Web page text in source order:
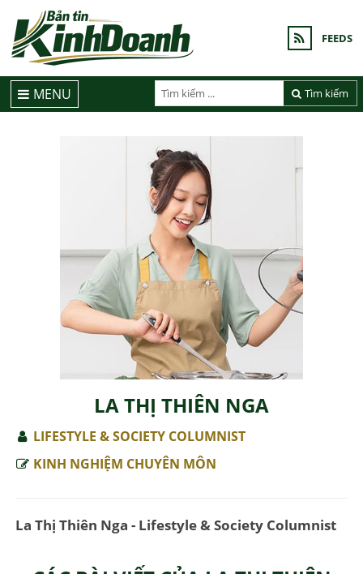
FEEDS
Tìm kiếm
MENU
LA THỊ THIÊN NGA
LIFESTYLE & SOCIETY COLUMNIST
KINH NGHIỆM CHUYÊN MÔN
La Thị Thiên Nga - Lifestyle & Society Columnist